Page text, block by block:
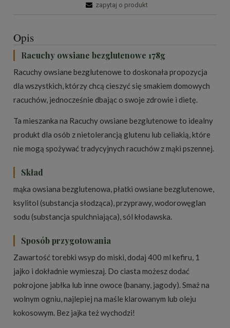
zapytaj o produkt
Opis
Racuchy owsiane bezglutenowe 178g
Racuchy owsiane bezglutenowe to doskonała propozycja
dla wszystkich, którzy chcą cieszyć się smakiem domowych
racuchów, jednocześnie dbając o swoje zdrowie i dietę.
Ta mieszanka na Racuchy owsiane bezglutenowe to idealny
produkt dla osób z nietolerancją glutenu lub celiakią, które
nie mogą spożywać tradycyjnych racuchów z mąki pszennej.
Skład
mąka owsiana bezglutenowa, płatki owsiane bezglutenowe,
ksylitol (substancja słodząca), przyprawy, wodorowęglan
sodu (substancja spulchniająca), sól kłodawska.
Sposób przygotowania
Zawartość torebki wsyp do miski, dodaj 400 ml kefiru, 1
jajko i dokładnie wymieszaj. Do ciasta możesz dodać
pokrojone jabłka lub inne owoce (banany, jagody). Smaż na
wolnym ogniu, najlepiej na maśle klarowanym lub oleju
kokosowym. Bez jajka też wychodzi!